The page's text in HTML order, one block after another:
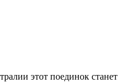
этот поединок станет